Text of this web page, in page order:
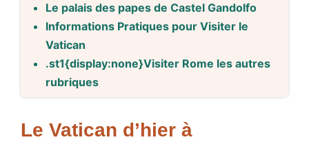
Le palais des papes de Castel Gandolfo
Informations Pratiques pour Visiter le
Vatican
.st1{display:none}Visiter Rome les autres
rubriques
Le Vatican d’hier à